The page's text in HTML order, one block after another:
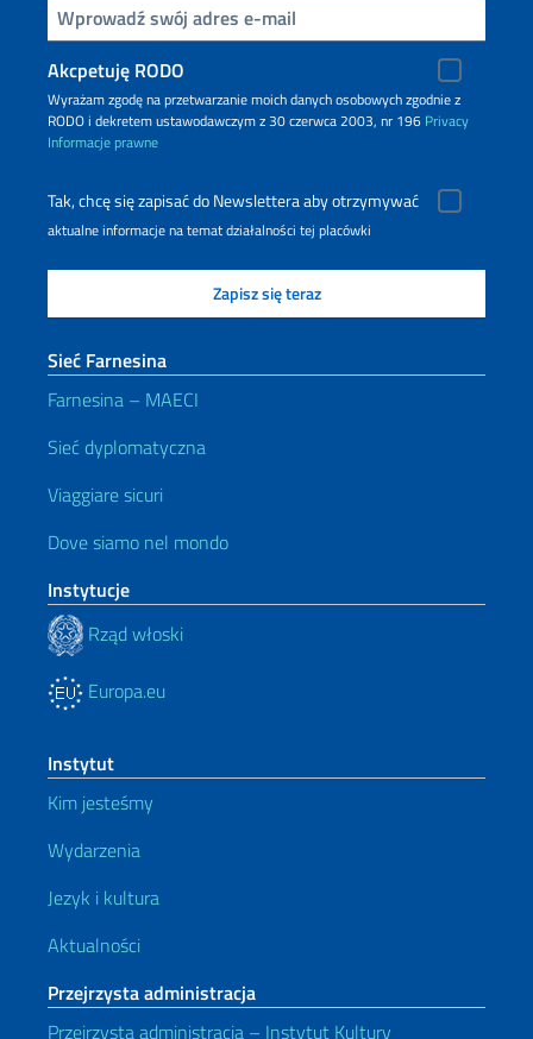
Inserisci la tua email
Akcpetuję RODO
Wyrażam zgodę na przetwarzanie moich danych osobowych zgodnie z
RODO i dekretem ustawodawczym z 30 czerwca 2003, nr 196 Privacy
Informacje prawne
Tak, chcę się zapisać do Newslettera aby otrzymywać
aktualne informacje na temat działalności tej placówki
Sieć Farnesina
Farnesina – MAECI
Sieć dyplomatyczna
Viaggiare sicuri
Dove siamo nel mondo
Instytucje
Rząd włoski
Europa.eu
Instytut
Kim jesteśmy
Wydarzenia
Jezyk i kultura
Aktualności
Przejrzysta administracja
Przejrzysta administracja – Instytut Kultury